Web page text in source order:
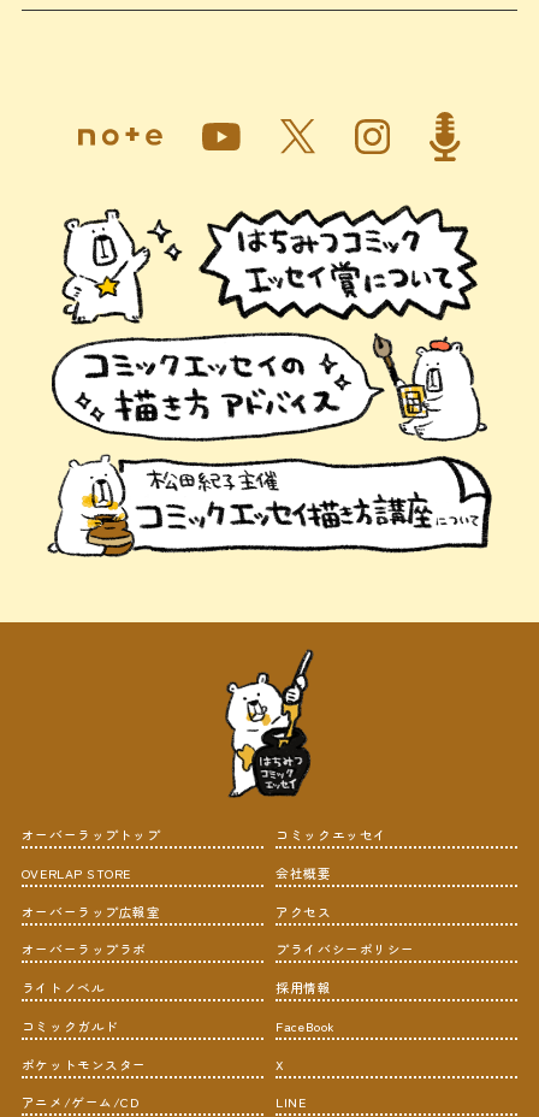
オーバーラップトップ
OVERLAP STORE
オーバーラップ広報室
オーバーラップラボ
ライトノベル
コミックガルド
ポケットモンスター
アニメ/ゲーム/CD
コミックエッセイ
会社概要
アクセス
プライバシーポリシー
採用情報
FaceBook
X
LINE